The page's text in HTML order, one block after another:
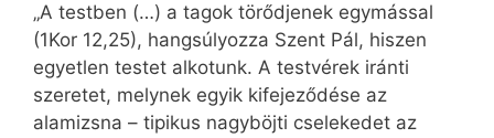
„A testben (…) a tagok törődjenek egymással
(1Kor 12,25), hangsúlyozza Szent Pál, hiszen
egyetlen testet alkotunk. A testvérek iránti
szeretet, melynek egyik kifejeződése az
alamizsna – tipikus nagyböjti cselekedet az